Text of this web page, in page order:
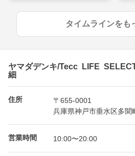
タイムラインをも
ヤマダデンキ/Tecc LIFE
細
住所
〒655-0001
兵庫県神戸市垂水区多聞
営業時間 10:00〜20:00